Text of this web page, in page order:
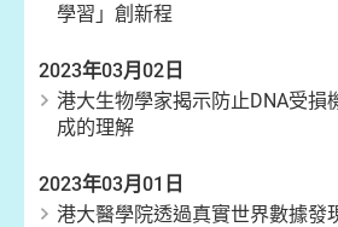
學習」創新程
2023年03月02日
港大生物學家揭示防止DNA受損
成的理解
2023年03月01日
港大醫學院透過真實世界數據發